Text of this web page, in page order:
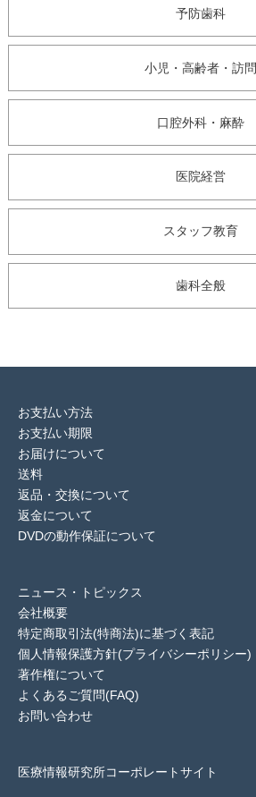
予防歯科
小児・高齢者・訪問
口腔外科・麻酔
医院経営
スタッフ教育
歯科全般
お支払い方法
お支払い期限
お届けについて
送料
返品・交換について
返金について
DVDの動作保証について
ニュース・トピックス
会社概要
特定商取引法(特商法)に基づく表記
個人情報保護方針(プライバシーポリシー)
著作権について
よくあるご質問(FAQ)
お問い合わせ
医療情報研究所コーポレートサイト